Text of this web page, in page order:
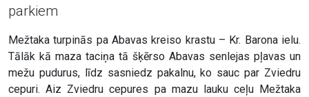
parkiem
Mežtaka turpinās pa Abavas kreiso krastu – Kr. Barona ielu.
Tālāk kā maza taciņa tā šķērso Abavas senlejas pļavas un
mežu pudurus, līdz sasniedz pakalnu, ko sauc par Zviedru
cepuri. Aiz Zviedru cepures pa mazu lauku ceļu Mežtaka